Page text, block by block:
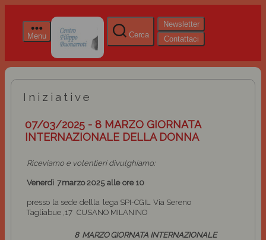
Menu Cerca
Newsletter
Contattaci
Iniziative
07/03/2025 - 8 MARZO GIORNATA
INTERNAZIONALE DELLA DONNA
Riceviamo e volentieri divulghiamo:
Venerdì 7marzo 2025 alle ore 10
presso la sede dellla lega SPI-CGIL Via Sereno
Tagliabue ,17 CUSANO MILANINO
8 MARZO GIORNATA INTERNAZIONALE